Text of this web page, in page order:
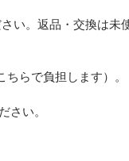
い。返品・交換は未
らで負担します）。
さい。